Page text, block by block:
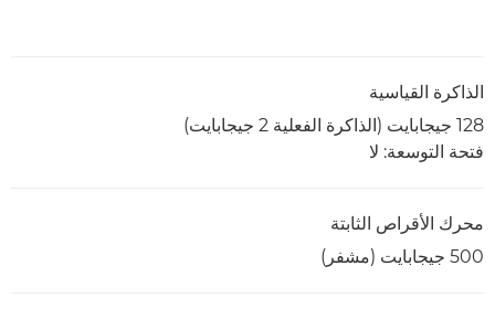
الذاكرة القياسية
128 جيجابايت (الذاكرة الفعلية 2 جيجابايت)
فتحة التوسعة: لا
محرك الأقراص الثابتة
500 جيجابايت (مشفر)